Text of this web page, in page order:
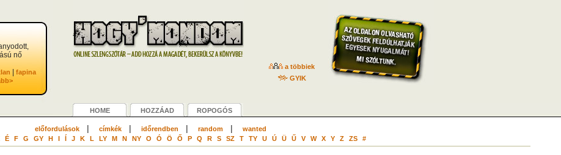
nő
fapina
a többiek
GYIK
HOME HOZZÁAD ROPOGÓS
előfordulások| címkék| időrendben | random|
wanted
É F G GY H I Í J K L LY M N NY O Ó Ö Ő P Q R S SZ T TY U Ú Ü Ű V W X Y Z ZS #